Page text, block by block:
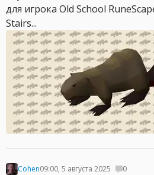
для игрока Old School
Stairs...
Cohen09:00, 5 августа 2025 0